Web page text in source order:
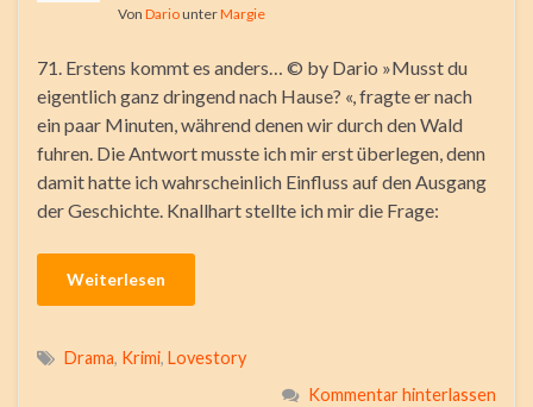
Von DariounterMargie
71. Erstens kommt es anders… © by Dario »Musst du
eigentlich ganz dringend nach Hause? «, fragte er nach
ein paar Minuten, während denen wir durch den Wald
fuhren. Die Antwort musste ich mir erst überlegen, denn
damit hatte ich wahrscheinlich Einfluss auf den Ausgang
der Geschichte. Knallhart stellte ich mir die Frage:
Weiterlesen
Drama, Krimi, Lovestory
Kommentar hinterlassen